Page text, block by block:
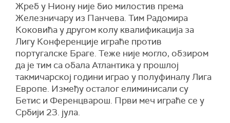
Жреб у Ниону није био милостив према
Железничару из Панчева. Тим Радомира
Коковића у другом колу квалификација за
Лигу Конференције играће против
португалске Браге. Теже није могло, обзиром
да је тим са обала Атлантика у прошлој
такмичарској години играо у полуфиналу Лига
Европе. Између осталог елиминисали су
Бетис и Ференцварош. Први меч играће се у
Србији 23. јула.